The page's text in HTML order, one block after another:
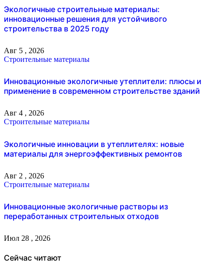
Экологичные строительные материалы:
инновационные решения для устойчивого
строительства в 2025 году
Авг 5 , 2026
Строительные материалы
Инновационные экологичные утеплители: плюсы и
применение в современном строительстве зданий
Авг 4 , 2026
Строительные материалы
Экологичные инновации в утеплителях: новые
материалы для энергоэффективных ремонтов
Авг 2 , 2026
Строительные материалы
Инновационные экологичные растворы из
переработанных строительных отходов
Июл 28 , 2026
Сейчас читают